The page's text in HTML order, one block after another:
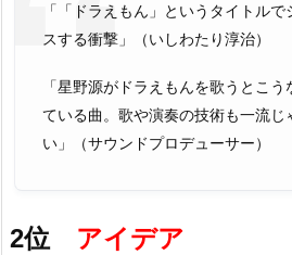
「「ドラえもん」というタイトル
スする衝撃」（いしわたり淳治）
「星野源がドラえもんを歌うとこ
ている曲。歌や演奏の技術も一流じ
い」（サウンドプロデューサー）
2位 アイデア